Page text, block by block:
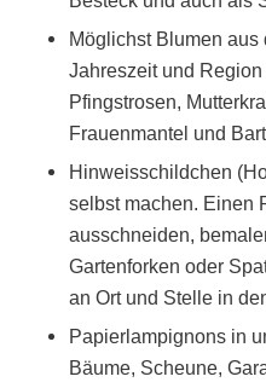
Möglichst Blumen aus
Jahreszeit und
Pfingstrosen,
Frauenmantel und
Hinweisschildchen
selbst machen. Einen
ausschneiden,
Gartenforken oder
an Ort und Stelle in
Papierlampignons in
Bäume, Scheune,